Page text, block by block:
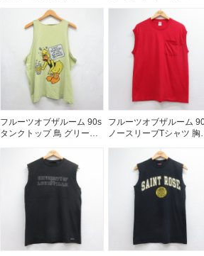
フルーツオブザルーム 90s
タンクトップ 鳥 グリーン
フルーツオブザルーム
ノースリーブTシャツ 胸